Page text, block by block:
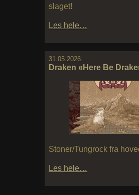
slaget!
Les hele…
31.05.2026:
Draken «Here Be
Stoner/Tungrock fra
Les hele…